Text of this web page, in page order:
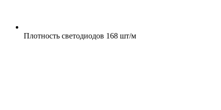
Плотность светодиодов 168 шт/м